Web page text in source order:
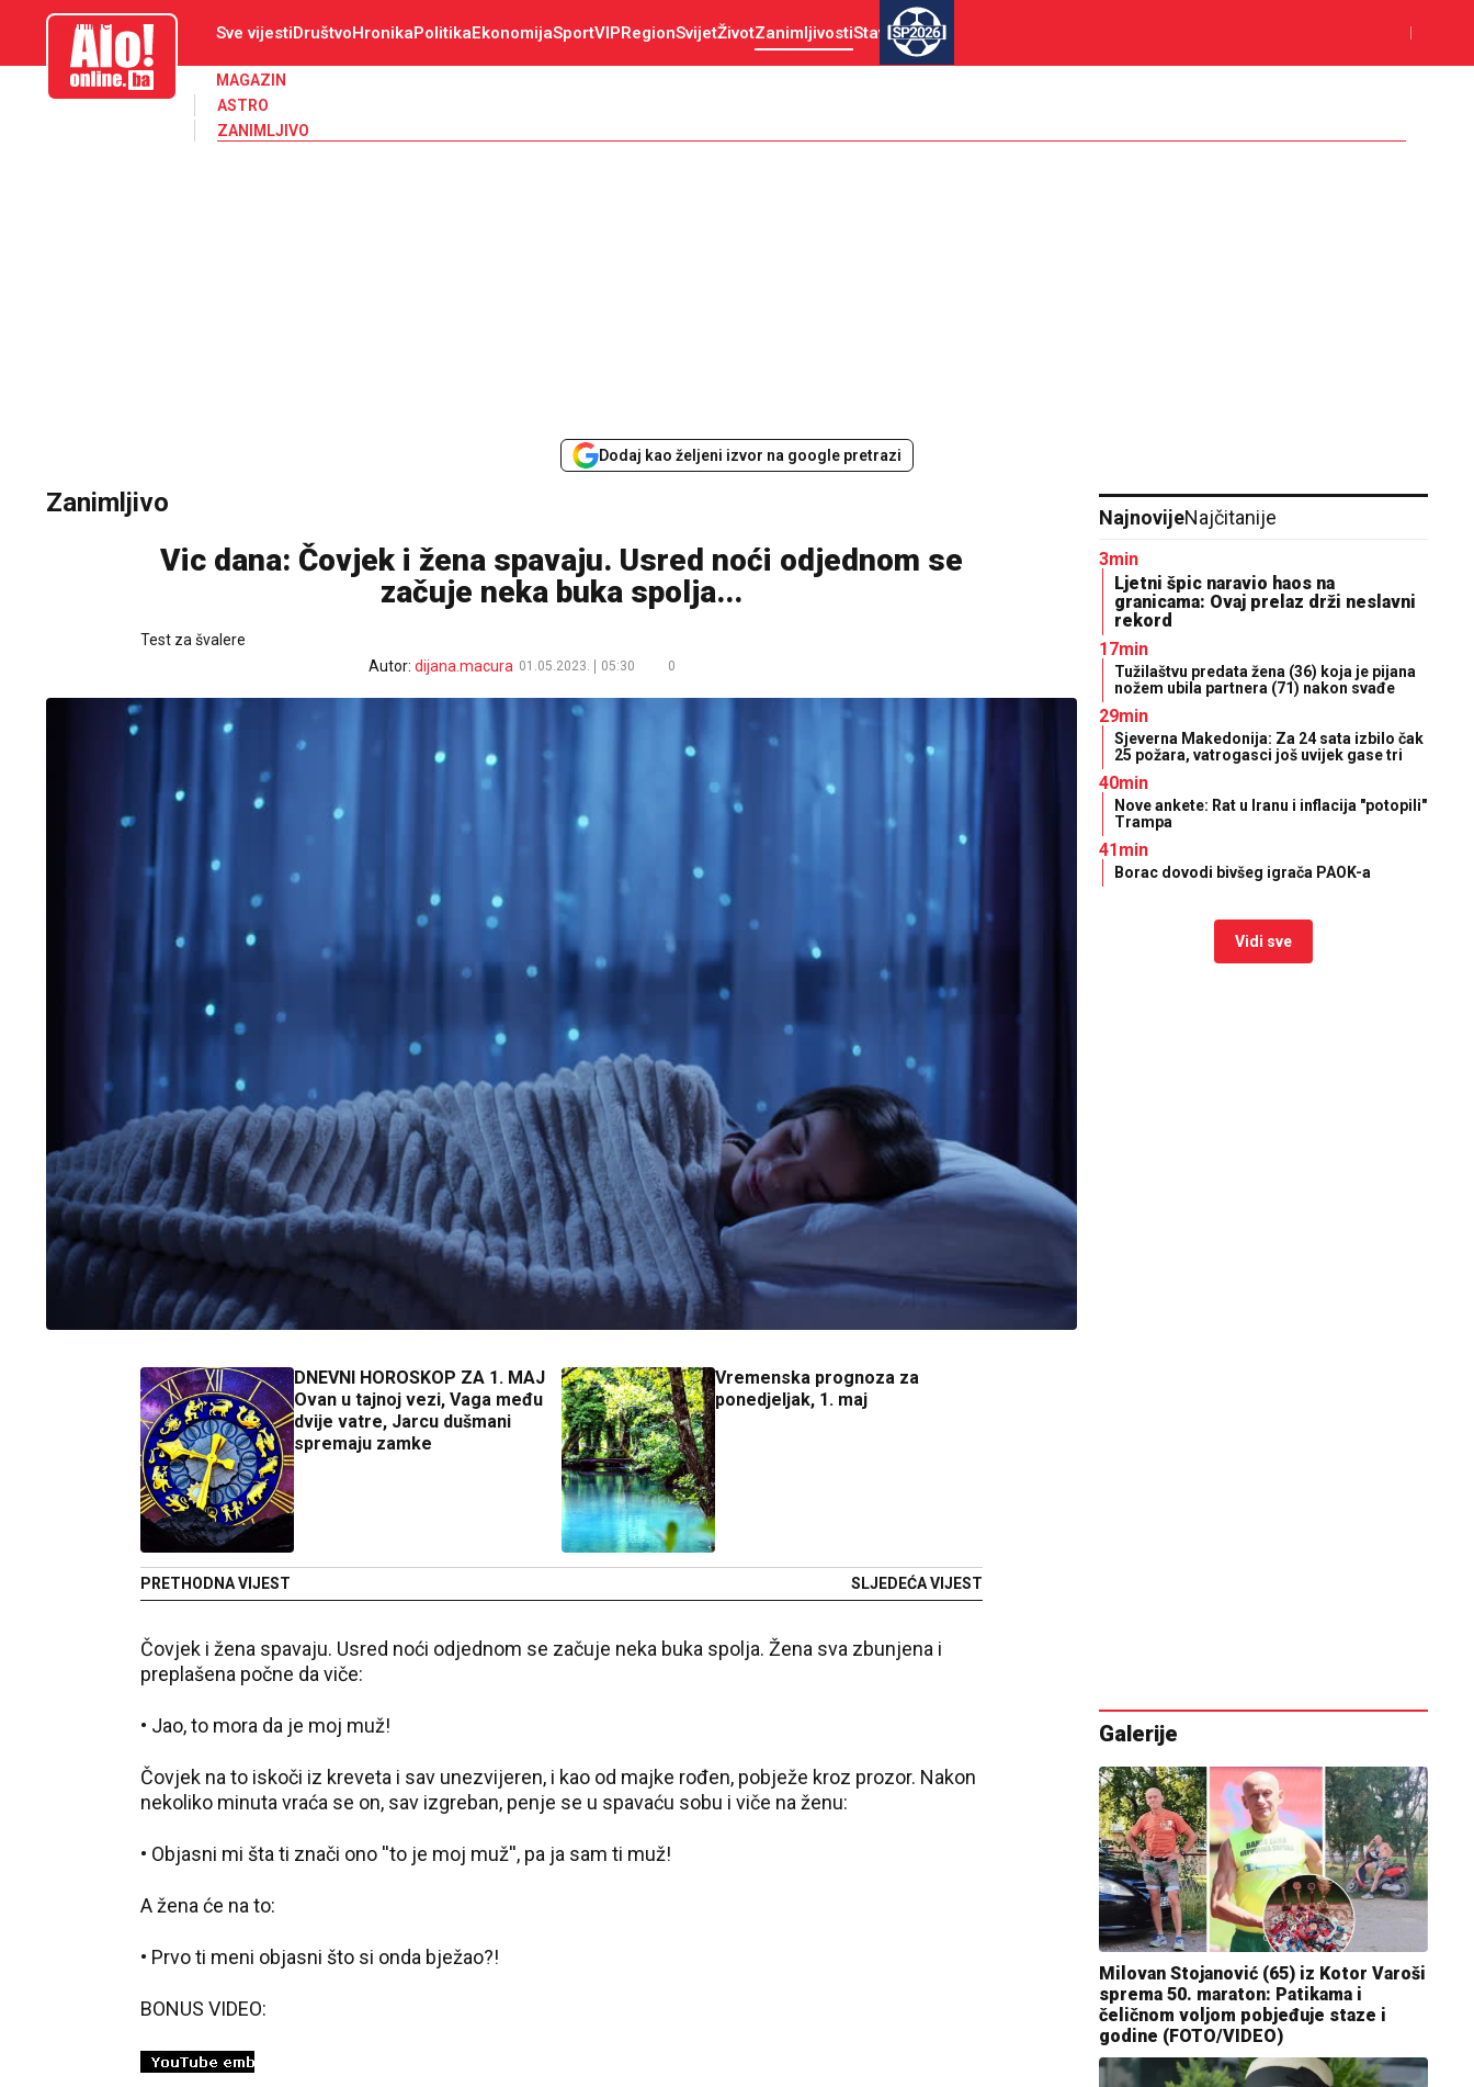
aloonline.ba Sve vijestiDruštvoHronikaPolitikaEkonomijaSportVIPRegionSvijetŽivotZanimljivostiStav SP2026
MAGAZIN
ASTRO
ZANIMLJIVO
Dodaj kao željeni izvor na google pretrazi
Zanimljivo
Vic dana: Čovjek i žena spavaju. Usred noći odjednom se
začuje neka buka spolja...
Test za švalere
Autor: dijana.macura 01.05.2023. 05:30 0
DNEVNI HOROSKOP ZA 1. MAJ
Ovan u tajnoj vezi, Vaga među
dvije vatre, Jarcu dušmani
spremaju zamke
PRETHODNA VIJEST
Vremenska prognoza za
ponedjeljak, 1. maj
SLJEDEĆA VIJEST
Čovjek i žena spavaju. Usred noći odjednom se začuje neka buka spolja. Žena sva zbunjena i
preplašena počne da viče:
• Jao, to mora da je moj muž!
Čovjek na to iskoči iz kreveta i sav unezvijeren, i kao od majke rođen, pobježe kroz prozor. Nakon
nekoliko minuta vraća se on, sav izgreban, penje se u spavaću sobu i viče na ženu:
• Objasni mi šta ti znači ono ''to je moj muž'', pa ja sam ti muž!
A žena će na to:
• Prvo ti meni objasni što si onda bježao?!
BONUS VIDEO:
NajnovijeNajčitanije
3min
Ljetni špic naravio haos na
granicama: Ovaj prelaz drži neslavni
rekord
17min
Tužilaštvu predata žena (36) koja je pijana
nožem ubila partnera (71) nakon svađe
29min
Sjeverna Makedonija: Za 24 sata izbilo čak
25 požara, vatrogasci još uvijek gase tri
40min
Nove ankete: Rat u Iranu i inflacija "potopili"
Trampa
41min
Borac dovodi bivšeg igrača PAOK-a
Vidi sve
Galerije
Milovan Stojanović (65) iz Kotor Varoši
sprema 50. maraton: Patikama i
čeličnom voljom pobjeđuje staze i
godine (FOTO/VIDEO)